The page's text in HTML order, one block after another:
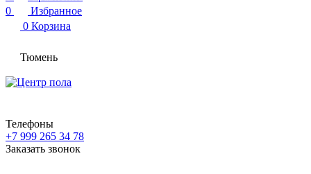
0
Избранное
0 Корзина
Тюмень
Телефоны
+7 999 265 34 78
Заказать звонок